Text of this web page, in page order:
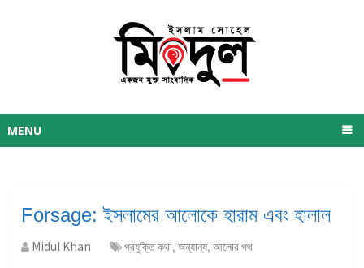
MENU
Forsage: ইসলামের আলোকে হারাম এবং হালাল
Midul Khan প্রযুক্তি কথা,অন্যান্য,আলোর পথ